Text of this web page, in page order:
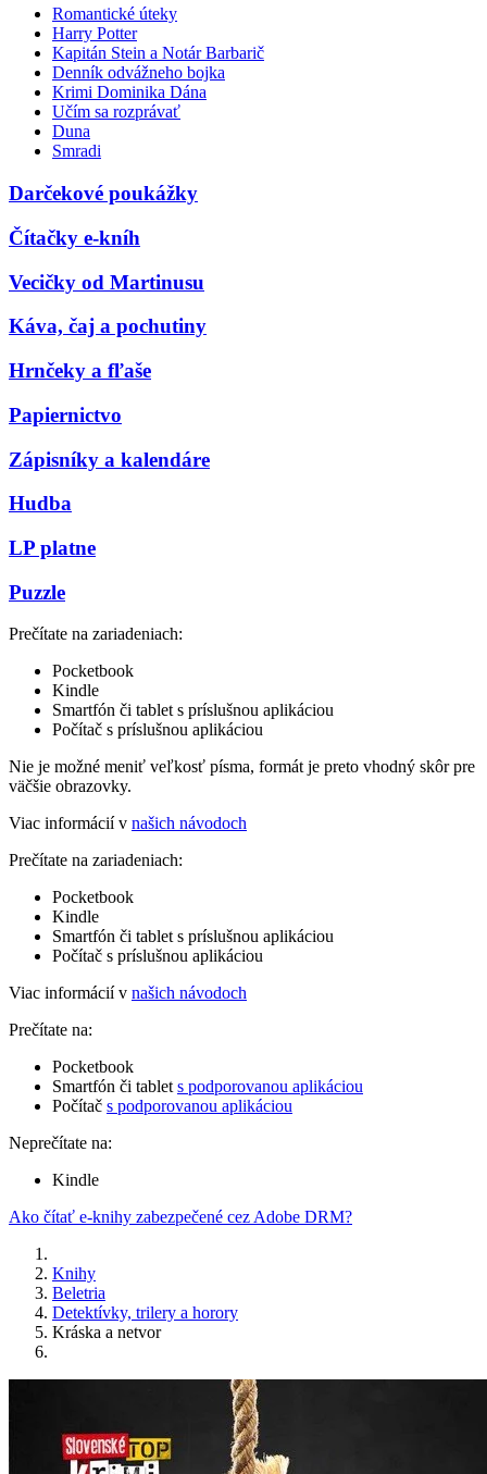
Romantické úteky
Harry Potter
Kapitán Stein a Notár Barbarič
Denník odvážneho bojka
Krimi Dominika Dána
Učím sa rozprávať
Duna
Smradi
Darčekové poukážky
Čítačky e-kníh
Vecičky od Martinusu
Káva, čaj a pochutiny
Hrnčeky a fľaše
Papiernictvo
Zápisníky a kalendáre
Hudba
LP platne
Puzzle
Prečítate na zariadeniach:
Pocketbook
Kindle
Smartfón či tablet s príslušnou aplikáciou
Počítač s príslušnou aplikáciou
Nie je možné meniť veľkosť písma, formát je preto vhodný skôr pre
väčšie obrazovky.
Viac informácií v našich návodoch
Prečítate na zariadeniach:
Pocketbook
Kindle
Smartfón či tablet s príslušnou aplikáciou
Počítač s príslušnou aplikáciou
Viac informácií v našich návodoch
Prečítate na:
Pocketbook
Smartfón či tablet s podporovanou aplikáciou
Počítač s podporovanou aplikáciou
Neprečítate na:
Kindle
Ako čítať e-knihy zabezpečené cez Adobe DRM?
Knihy
Beletria
Detektívky, trilery a horory
Kráska a netvor